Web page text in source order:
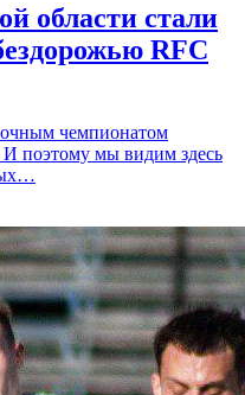
области стали
RFC
чемпионатом
поэтому мы видим здесь